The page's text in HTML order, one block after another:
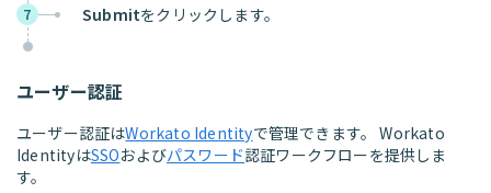
7 Submitをクリックします。
ユーザー認証
ユーザー認証はWorkato Identityで管理できます。 Workato
IdentityはSSOおよびパスワード認証ワークフローを提供しま
す。